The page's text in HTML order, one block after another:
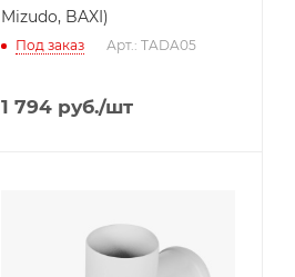
Mizudo, BAXI)
Под заказ Арт.: TADA05
1 794 руб./шт